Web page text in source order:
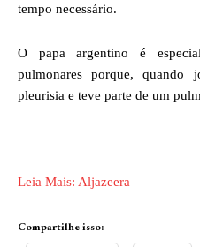
tempo necessário.
O papa argentino é
pulmonares porque, quando
pleurisia e teve parte de um
Leia Mais: Aljazeera
Compartilhe isso: